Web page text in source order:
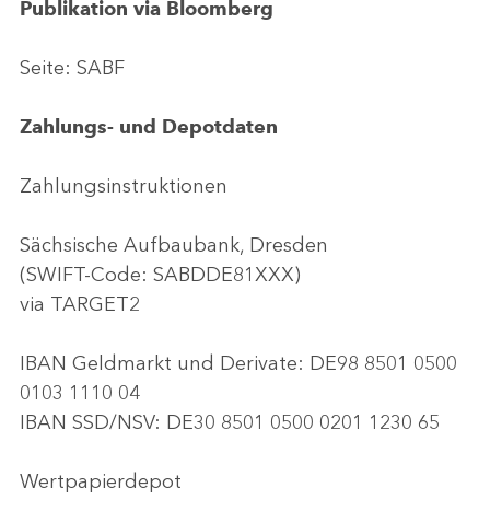
Publikation via Bloomberg
Seite: SABF
Zahlungs- und Depotdaten
Zahlungsinstruktionen
Sächsische Aufbaubank, Dresden
(SWIFT-Code: SABDDE81XXX)
via TARGET2
IBAN Geldmarkt und Derivate: DE98 8501 0500
0103 1110 04
IBAN SSD/NSV: DE30 8501 0500 0201 1230 65
Wertpapierdepot